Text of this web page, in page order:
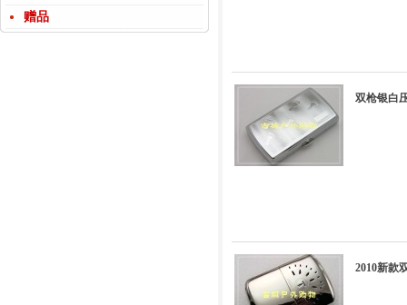
赠品
双枪银白
2010新款